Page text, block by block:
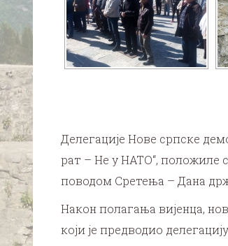
Делегације Нове српске
рат – Не у НАТО“, положиле
поводом Сретења – Дана
Након полагања вијенца,
који је предводио делегацију.